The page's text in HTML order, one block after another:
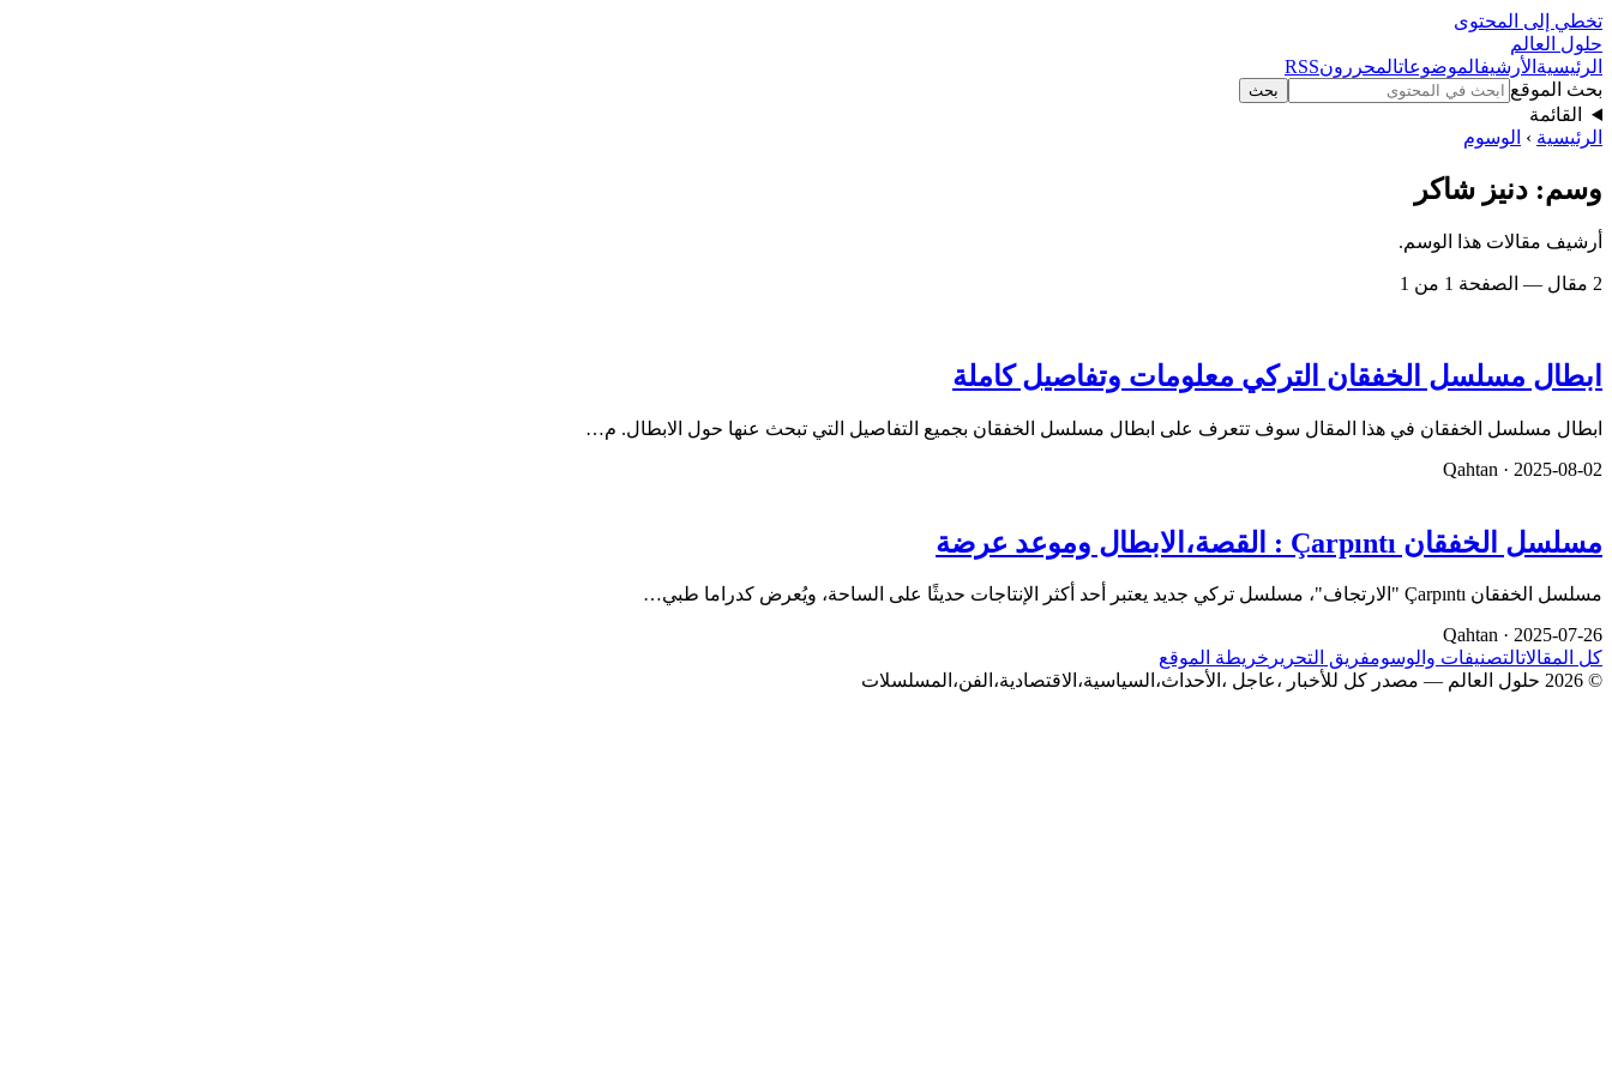
تخطي إلى المحتوى
حلول العالم
الرئيسية الأرشيفالموضوعاتالمحررونRSS
بحث الموقع
بحث
القائمة
الرئيسية › الوسوم
وسم: دنيز شاكر
أرشيف مقالات هذا الوسم.
2 مقال — الصفحة 1 من 1
ابطال مسلسل الخفقان التركي معلومات وتفاصيل كاملة
ابطال مسلسل الخفقان في هذا المقال سوف تتعرف على ابطال مسلسل الخفقان بجميع التفاصيل التي تبحث عنها حول الابطال. م…
Qahtan · 2025-08-02
مسلسل الخفقان Çarpıntı : القصة،الابطال وموعد عرضة
مسلسل الخفقان Çarpıntı "الارتجاف"، مسلسل تركي جديد يعتبر أحد أكثر الإنتاجات حديثًا على الساحة، ويُعرض كدراما طبي…
Qahtan · 2025-07-26
كل المقالاتالتصنيفات والوسومفريق التحرير خريطة الموقع
© 2026 حلول العالم — مصدر كل للأخبار ،عاجل ،الأحداث،السياسية،الاقتصادية،الفن،المسلسلات